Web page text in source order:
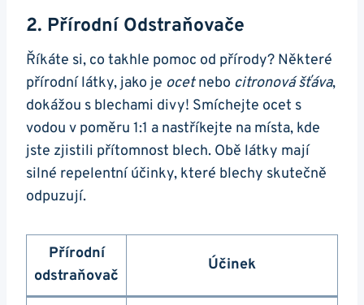
2. Přírodní Odstraňovače
Říkáte si, co takhle pomoc od přírody? Některé
přírodní látky, jako je ocetnebo citronová šťáva,
dokážou s blechami divy! Smíchejte ocet s
vodou v poměru 1:1 a nastříkejte na místa, kde
jste zjistili přítomnost blech. Obě látky mají
silné repelentní účinky, které blechy skutečně
odpuzují.
Přírodní
odstraňovač
Účinek